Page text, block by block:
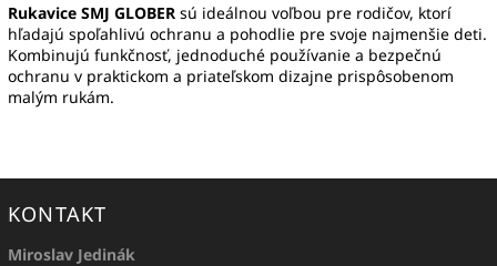
Rukavice SMJ GLOBER sú ideálnou voľbou pre rodičov, ktorí
hľadajú spoľahlivú ochranu a pohodlie pre svoje najmenšie deti.
Kombinujú funkčnosť, jednoduché používanie a bezpečnú
ochranu v praktickom a priateľskom dizajne prispôsobenom
malým rukám.
KONTAKT
Miroslav Jedinák